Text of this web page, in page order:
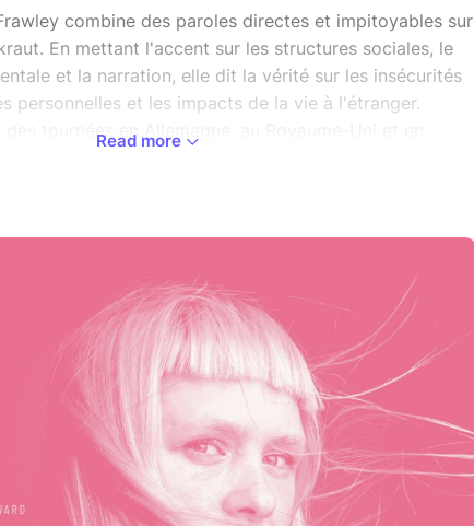
combine des paroles directes et impitoyables sur
En mettant l'accent sur les structures sociales, le
et la narration, elle dit la vérité sur les insécurités
personnelles et les impacts de la vie à l'étranger.
des tournées en Allemagne, au Royaume-Uni et en
des groupes berlinois Kara Delik et Restless et
d'Eilis, Fall Forward, produit par Kat Frankie, sortira
Read more